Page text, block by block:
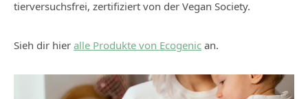
tierversuchsfrei, zertifiziert von der Vegan Society.
Sieh dir hier alle Produkte von Ecogenic an.